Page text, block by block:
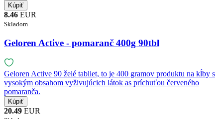
8.46 EUR
Skladom
Geloren Active - pomaranč 400g 90tbl
Geloren Active 90 želé tabliet, to je 400 gramov produktu na kĺby s
vysokým obsahom vyživujúcich látok as príchuťou červeného
pomaranča.
20.49 EUR